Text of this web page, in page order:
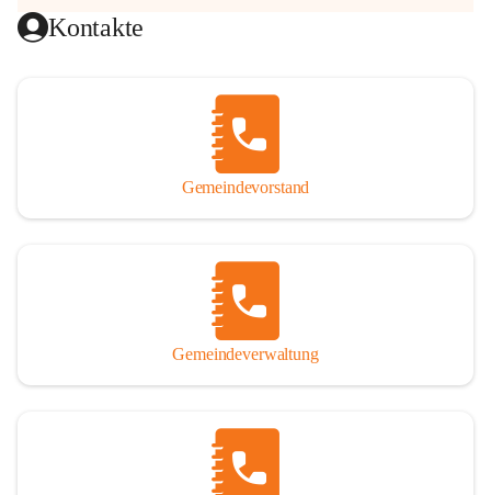
Kontakte
Gemeindevorstand
Gemeindeverwaltung